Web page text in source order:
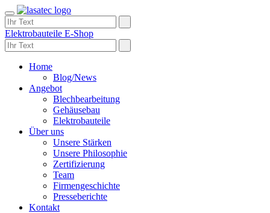
Toggle
navigation
Elektrobauteile E-Shop
Home
Blog/News
Angebot
Blechbearbeitung
Gehäusebau
Elektrobauteile
Über uns
Unsere Stärken
Unsere Philosophie
Zertifizierung
Team
Firmengeschichte
Presseberichte
Kontakt